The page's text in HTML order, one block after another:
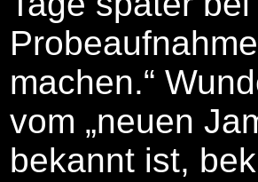
machen.“
vom „neuen
bekannt ist,